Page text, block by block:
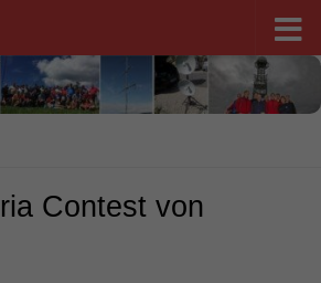
Contest von